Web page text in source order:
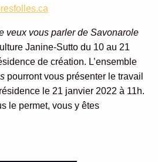
veux vous parler de Savonarole
Janine-Sutto du 10 au 21
de création. L’ensemble
pourront vous présenter le travail
le 21 janvier 2022 à 11h.
le permet, vous y êtes